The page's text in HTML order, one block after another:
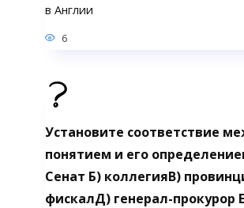
в Англии
6
Установите соответствие
понятием и его
Сенат Б) коллегияB)
фискалД) генерал-прокурор